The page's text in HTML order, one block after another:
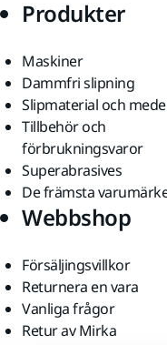
Produkter
Maskiner
Dammfri slipning
Slipmaterial och
Tillbehör och
förbrukningsvaror
Superabrasives
De främsta
Webbshop
Försäljingsvillkor
Returnera en vara
Vanliga frågor
Retur av Mirka